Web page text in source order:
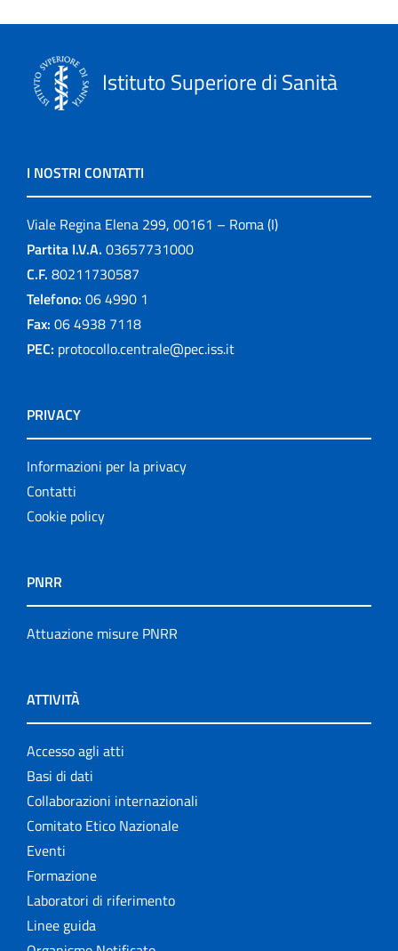
Istituto Superiore di Sanità
I NOSTRI CONTATTI
Viale Regina Elena 299, 00161 – Roma (I)
Partita I.V.A. 03657731000
C.F. 80211730587
Telefono: 06 4990 1
Fax: 06 4938 7118
PEC: protocollo.centrale@pec.iss.it
PRIVACY
Informazioni per la privacy
Contatti
Cookie policy
PNRR
Attuazione misure PNRR
ATTIVITÀ
Accesso agli atti
Basi di dati
Collaborazioni internazionali
Comitato Etico Nazionale
Eventi
Formazione
Laboratori di riferimento
Linee guida